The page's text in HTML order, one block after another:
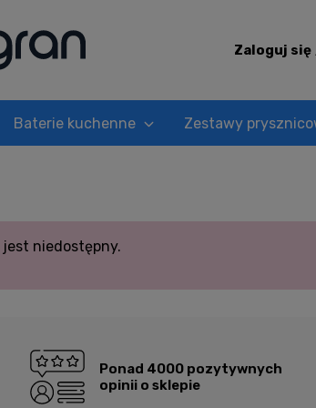
Zaloguj się
Baterie kuchenne Zestawy
niedostępny.
Ponad 4000 pozytywnych
opinii o sklepie